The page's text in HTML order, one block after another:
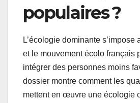
populaires?
L’écologie dominante s’impose
et le mouvement écolo français
intégrer des personnes moins
dossier montre comment les
mettent en œuvre une écologie